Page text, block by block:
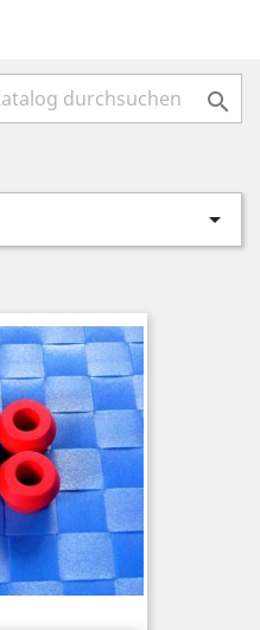

